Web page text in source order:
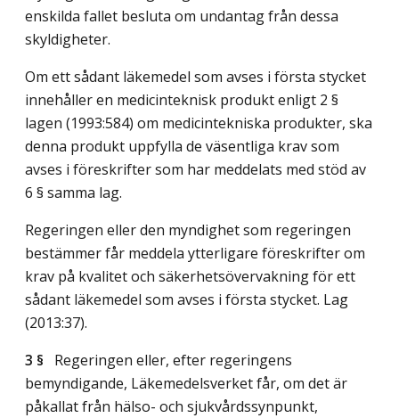
enskilda fallet besluta om undantag från dessa
skyldigheter.
Om ett sådant läkemedel som avses i första stycket
innehåller en medicinteknisk produkt enligt 2 §
lagen (1993:584) om medicintekniska produkter, ska
denna produkt uppfylla de väsentliga krav som
avses i föreskrifter som har meddelats med stöd av
6 § samma lag.
Regeringen eller den myndighet som regeringen
bestämmer får meddela ytterligare föreskrifter om
krav på kvalitet och säkerhetsövervakning för ett
sådant läkemedel som avses i första stycket. Lag
(2013:37).
3 § Regeringen eller, efter regeringens
bemyndigande, Läkemedelsverket får, om det är
påkallat från hälso- och sjukvårdssynpunkt,